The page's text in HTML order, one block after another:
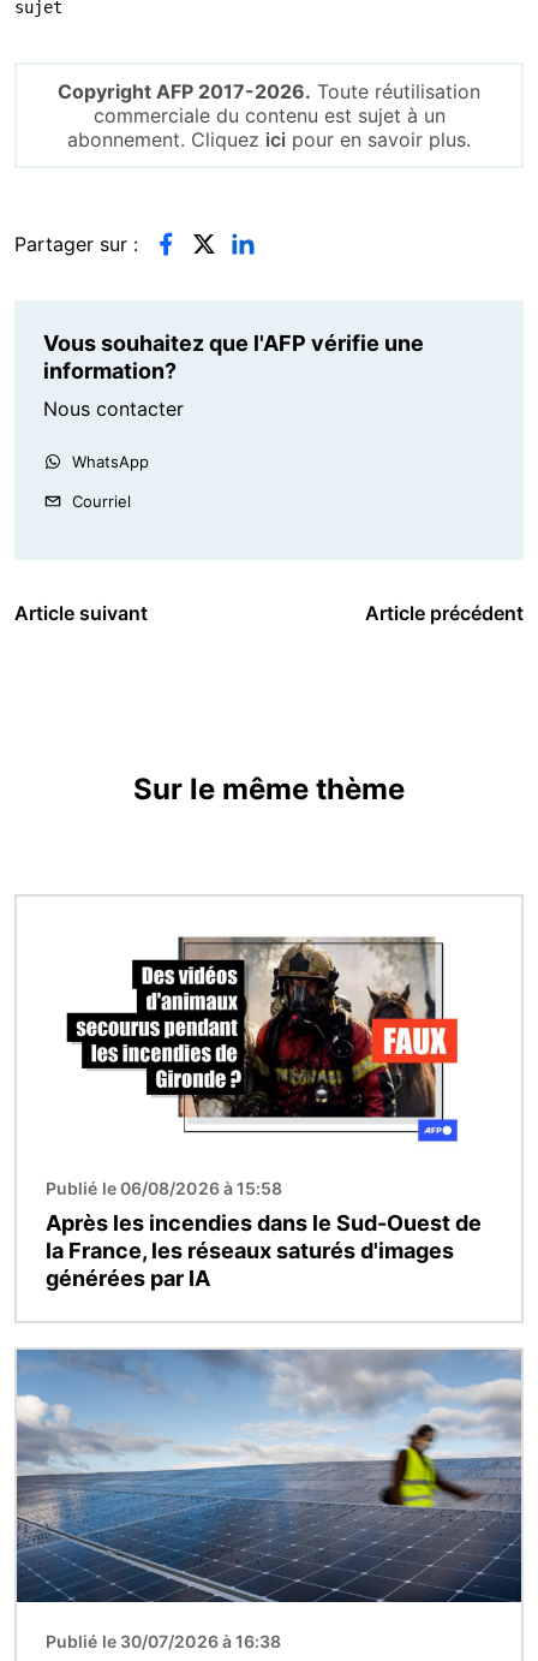
sujet
Copyright AFP 2017-2026. Toute réutilisation
commerciale du contenu est sujet à un
abonnement. Cliquez ici pour en savoir plus.
Partager sur :
Vous souhaitez que l'AFP vérifie une
information?
Nous contacter
WhatsApp
Courriel
Article suivant Article précédent
Sur le même thème
Publié le 06/08/2026 à 15:58
Après les incendies dans le Sud-Ouest de
la France, les réseaux saturés d'images
générées par IA
Image
Publié le 30/07/2026 à 16:38